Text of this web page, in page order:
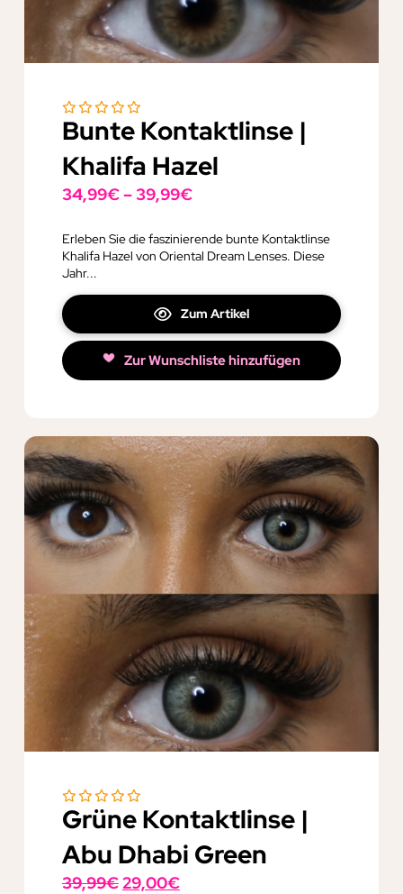
Bunte Kontaktlinse |
Khalifa Hazel
34,99€–39,99€
Erleben Sie die faszinierende bunte Kontaktlinse
Khalifa Hazel von Oriental Dream Lenses. Diese
Jahr...
Zum Artikel
Zur Wunschliste hinzufügen
Grüne Kontaktlinse |
Abu Dhabi Green
39,99€Ursprünglicher
29,00€Aktueller